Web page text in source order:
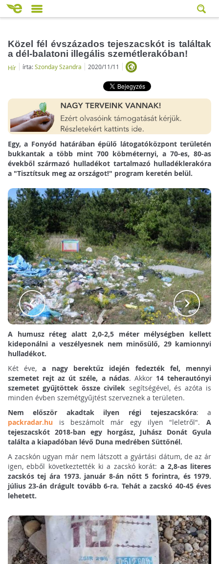
Közel fél évszázados tejeszacskót is találtak
a dél-balatoni illegális szemétlerakóban!
Hír írta:Szonday Szandra 2020/11/11
Egy, a Fonyód határában épülő látogatóközpont területén
bukkantak a több mint 700 köbméternyi, a 70-es, 80-as
évekből származó hulladékot tartalmazó hulladéklerakóra
a "Tisztítsuk meg az országot!" program keretén belül.
A humusz réteg alatt 2,0-2,5 méter mélységben kellett
kideponálni a veszélyesnek nem minősülő, 29 kamionnyi
hulladékot.
Két éve,a nagy berektűz idején fedezték fel, mennyi
szemetet rejt az út széle, a nádas. Akkor 14 teherautónyi
szemetet gyűjtöttek össze civilek segítségével, és azóta is
minden évben szemétgyűjtést szerveznek a területen.
Nem először akadtak ilyen régi tejeszacskóra: a
packradar.hu is beszámolt már egy ilyen "leletről".A
tejeszacskót 2018-ban egy horgász, Juhász Donát Gyula
találta a kiapadóban lévő Duna medrében Süttőnél.
A zacskón ugyan már nem látszott a gyártási dátum, de az ár
igen, ebből következtették ki a zacskó korát:a 2,8-as literes
zacskós tej ára 1973. január 8-án nőtt 5 forintra, és 1979.
július 23-án drágult tovább 6-ra. Tehát a zacskó 40-45 éves
lehetett.